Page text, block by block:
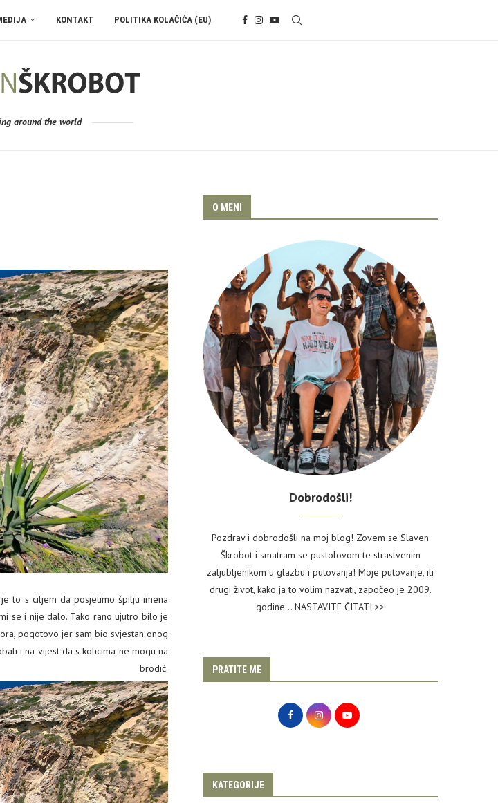
KONTAKT POLITIKA KOLAČIĆA (EU)
around the world
to s ciljem da posjetimo špilju imena
se i nije dalo. Tako rano ujutro bilo je
pogotovo jer sam bio svjestan onog
i na vijest da s kolicima ne mogu na
O MENI
Dobrodošli!
Pozdrav i dobrodošli na moj blog! Zovem se Slaven
Škrobot i smatram se pustolovom te strastvenim
zaljubljenikom u glazbu i putovanja! Moje putovanje, ili
drugi život, kako ja to volim nazvati, započeo je 2009.
godine... NASTAVITE ČITATI >>
PRATITE ME
KATEGORIJE